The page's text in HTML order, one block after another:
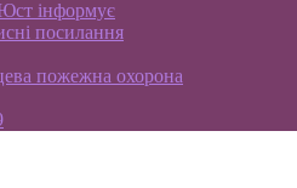
інформує
посилання
пожежна охорона